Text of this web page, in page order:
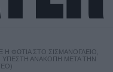
Η ΦΩΤΙΆ ΣΤΟ ΣΙΣΜΑΝΌΓΛΕΙΟ,
ΑΝΑΚΟΠΉ ΜΕΤΆ ΤΗΝ